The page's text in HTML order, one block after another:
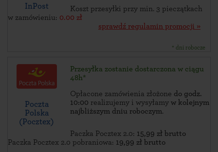
InPost
Koszt przesyłki przy min. 3 pieczątkach
w zamówieniu: 0.00 zł
sprawdź regulamin promocji »
* dni robocze
Poczta
Polska
(Pocztex)
Przesyłka zostanie dostarczona w ciągu
48h*
Opłacone zamówienia złożone do godz.
10:00 realizujemy i wysyłamy w kolejnym
najbliższym dniu roboczym.
Paczka Pocztex 2.0: 15,99 zł brutto
Paczka Pocztex 2.0 pobraniowa: 19,99 zł brutto